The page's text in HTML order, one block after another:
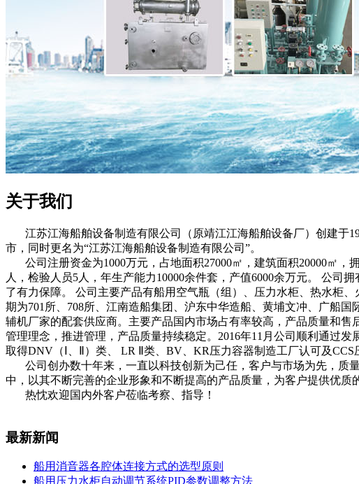
关于我们
江苏江海船舶设备制造有限公司（原靖江江海船舶设备厂）创建于
市，同时更名为“江苏江海船舶设备制造有限公司”。
公司注册资金为1000万元，占地面积27000㎡，建筑面积20000㎡，
人，检验人员5人，年生产能力10000余件套，产值6000余万元。 公司
了有力保障。 公司主要产品有船用空气瓶（组）、压力水柜、热水柜
期为701所、708所、江南造船集团、沪东中华造船、黄埔文冲、广船
辅机厂家的配套供应商。主要产品国内市场占有率较高，产品质量和
管理理念，推进管理，产品质量持续稳定。2016年11月公司顺利通过
取得DNV（Ⅰ、Ⅱ）类、 LR Ⅱ类、BV、KR压力容器制造工厂认可及
公司创办数十年来，一直以科技创新为己任，客户与市场为先，质
中，以其不断完善的企业形象和不断提高的产品质量，为客户提供优
热忱欢迎国内外客户莅临考察、指导！
最新新闻
船用消音器各腔体连接方式的选型原则
船用压力水柜自动调节系统PID参数调整方法